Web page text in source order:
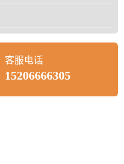
客服电话
15206666305